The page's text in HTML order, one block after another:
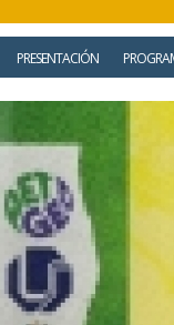
PRESENTACIÓN